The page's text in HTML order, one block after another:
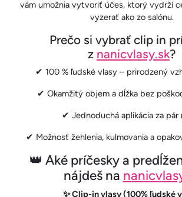
vám umožnia vytvoriť účes, ktorý vydrží
vyzerať ako zo salónu.
Prečo si vybrať clip in
z nanicvlasy.sk?
✔ 100 % ľudské vlasy – prirodzený
✔ Okamžitý objem a dĺžka bez
✔ Jednoduchá aplikácia za pár
✔ Možnosť žehlenia, kulmovania a
👑 Aké príčesky a
nájdeš na
✨ Clip-in vlasy (100% ľudské